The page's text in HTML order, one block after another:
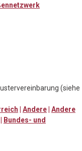
(siehe
| Andere| Andere
| Bundes- und